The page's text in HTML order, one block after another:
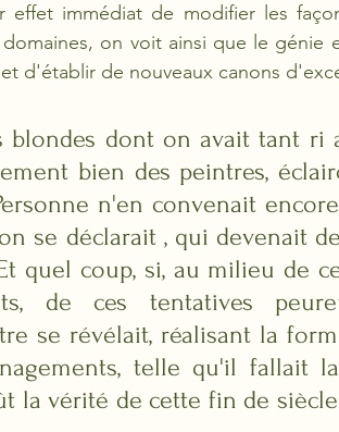
immédiat de modifier les
on voit ainsi que le génie
d'établir de nouveaux canons
blondes dont on avait tant ri
bien des peintres,
n'en convenait
se déclarait , qui devenait
quel coup, si, au milieu de
de ces tentatives
se révélait, réalisant la
telle qu'il fallait
vérité de cette fin de siècle